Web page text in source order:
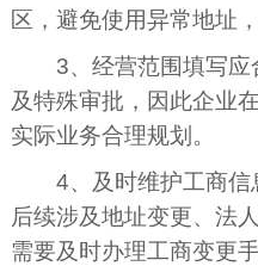
区，避免使用异常地址
3、经营范围填写
及特殊审批，因此企业
实际业务合理规划。
4、及时维护工商
后续涉及地址变更、法
需要及时办理工商变更手